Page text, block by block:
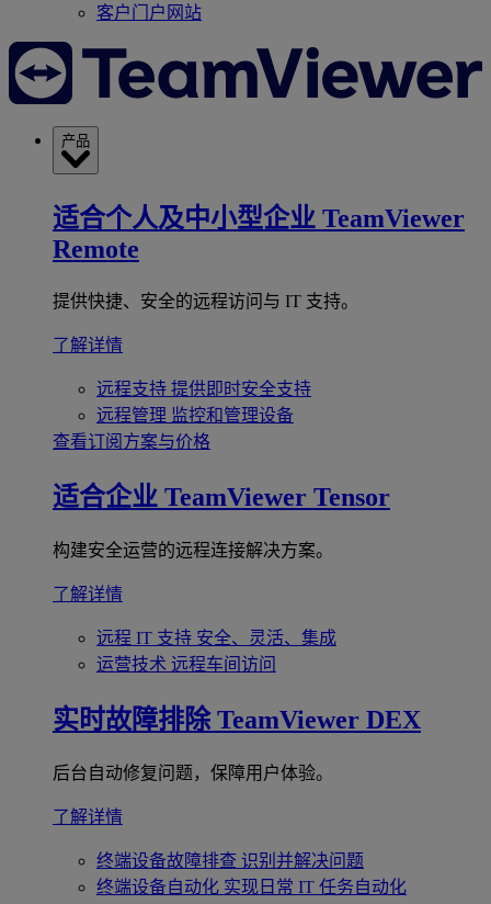
客户门户网站
产品
适合个人及中小型企业 TeamViewer
Remote
提供快捷、安全的远程访问与 IT 支持。
了解详情
远程支持 提供即时安全支持
远程管理 监控和管理设备
查看订阅方案与价格
适合企业 TeamViewer Tensor
构建安全运营的远程连接解决方案。
了解详情
远程 IT 支持 安全、灵活、集成
运营技术 远程车间访问
实时故障排除 TeamViewer DEX
后台自动修复问题，保障用户体验。
了解详情
终端设备故障排查 识别并解决问题
终端设备自动化 实现日常 IT 任务自动化